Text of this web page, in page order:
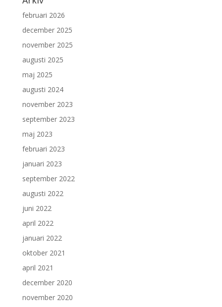
februari 2026
december 2025
november 2025
augusti 2025
maj 2025
augusti 2024
november 2023
september 2023
maj 2023
februari 2023
januari 2023
september 2022
augusti 2022
juni 2022
april 2022
januari 2022
oktober 2021
april 2021
december 2020
november 2020